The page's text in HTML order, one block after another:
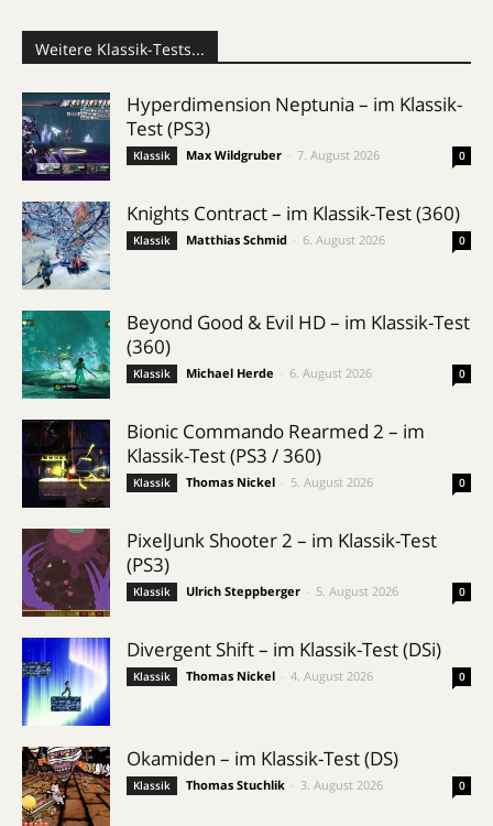
Weitere Klassik-Tests...
Hyperdimension Neptunia – im Klassik-
Test (PS3)
Klassik Max Wildgruber 7. August 2026 0
Knights Contract – im Klassik-Test (360)
Klassik Matthias Schmid 6. August 2026 0
Beyond Good & Evil HD – im Klassik-Test
(360)
Klassik Michael Herde 6. August 2026 0
Bionic Commando Rearmed 2 – im
Klassik-Test (PS3 / 360)
Klassik Thomas Nickel 5. August 2026 0
PixelJunk Shooter 2 – im Klassik-Test
(PS3)
Klassik Ulrich Steppberger 5. August 2026 0
Divergent Shift – im Klassik-Test (DSi)
Klassik Thomas Nickel 4. August 2026 0
Okamiden – im Klassik-Test (DS)
Klassik Thomas Stuchlik 3. August 2026 0